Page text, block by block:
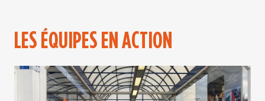
LES ÉQUIPES EN ACTION